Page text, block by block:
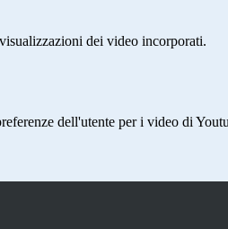
dei video incorporati.
dell'utente per i video di